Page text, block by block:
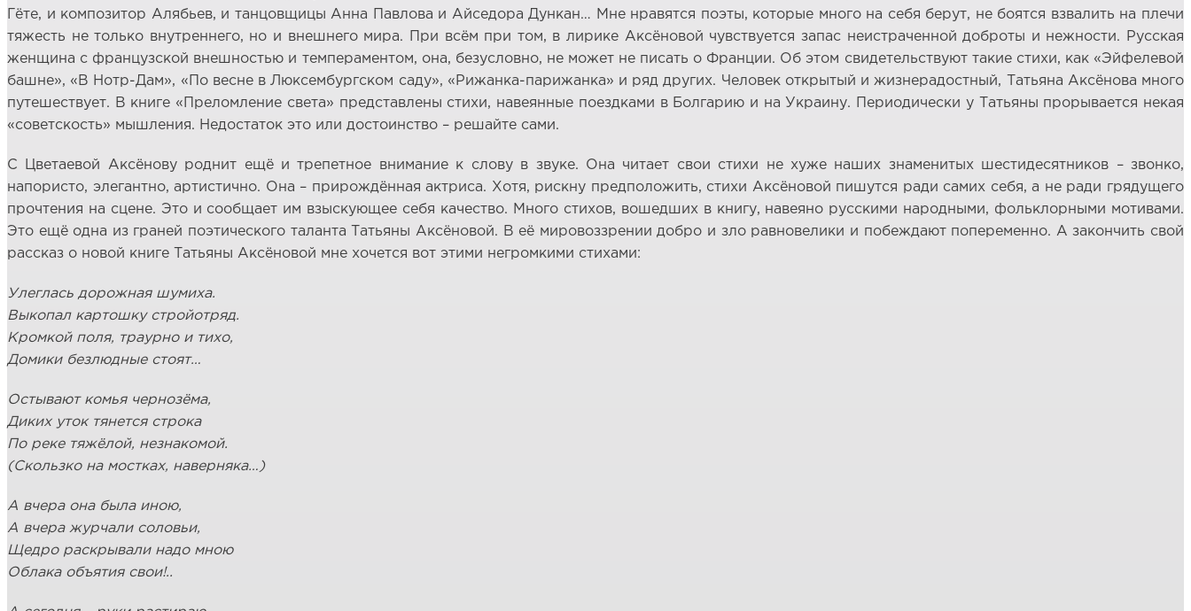
Гёте, и композитор Алябьев, и танцовщицы Анна Павлова и Айседора Дункан… Мне нравятся поэты, которые много на себя берут, не боятся взвалить на плечи
тяжесть не только внутреннего, но и внешнего мира. При всём при том, в лирике Аксёновой чувствуется запас неистраченной доброты и нежности. Русская
женщина с французской внешностью и темпераментом, она, безусловно, не может не писать о Франции. Об этом свидетельствуют такие стихи, как «Эйфелевой
башне», «В Нотр-Дам», «По весне в Люксембургском саду», «Рижанка-парижанка» и ряд других. Человек открытый и жизнерадостный, Татьяна Аксёнова много
путешествует. В книге «Преломление света» представлены стихи, навеянные поездками в Болгарию и на Украину. Периодически у Татьяны прорывается некая
«советскость» мышления. Недостаток это или достоинство – решайте сами.
С Цветаевой Аксёнову роднит ещё и трепетное внимание к слову в звуке. Она читает свои стихи не хуже наших знаменитых шестидесятников – звонко,
напористо, элегантно, артистично. Она – прирождённая актриса. Хотя, рискну предположить, стихи Аксёновой пишутся ради самих себя, а не ради грядущего
прочтения на сцене. Это и сообщает им взыскующее себя качество. Много стихов, вошедших в книгу, навеяно русскими народными, фольклорными мотивами.
Это ещё одна из граней поэтического таланта Татьяны Аксёновой. В её мировоззрении добро и зло равновелики и побеждают попеременно. А закончить свой
рассказ о новой книге Татьяны Аксёновой мне хочется вот этими негромкими стихами:
Улеглась дорожная шумиха.
Выкопал картошку стройотряд.
Кромкой поля, траурно и тихо,
Домики безлюдные стоят…
Остывают комья чернозёма,
Диких уток тянется строка
По реке тяжёлой, незнакомой.
(Скользко на мостках, наверняка…)
А вчера она была иною,
А вчера журчали соловьи,
Щедро раскрывали надо мною
Облака объятия свои!..